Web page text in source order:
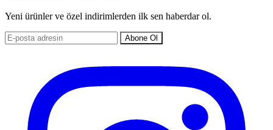
Yeni ürünler ve özel indirimlerden ilk sen haberdar ol.
Abone Ol